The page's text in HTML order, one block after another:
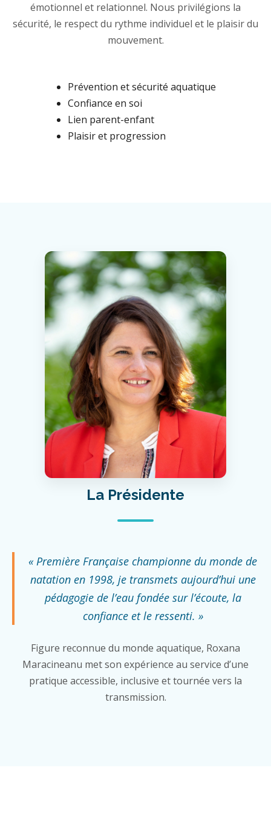
émotionnel et relationnel. Nous privilégions la
sécurité, le respect du rythme individuel et le plaisir du
mouvement.
Prévention et sécurité aquatique
Confiance en soi
Lien parent-enfant
Plaisir et progression
La Présidente
« Première Française championne du monde de
natation en 1998, je transmets aujourd’hui une
pédagogie de l’eau fondée sur l’écoute, la
confiance et le ressenti. »
Figure reconnue du monde aquatique, Roxana
Maracineanu met son expérience au service d’une
pratique accessible, inclusive et tournée vers la
transmission.